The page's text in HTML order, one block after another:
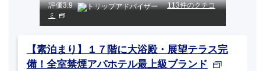
評価3.9
113件のクチコ
ミ
【素泊まり】１７階に大浴殿・展望テラス完
備！全室禁煙アパホテル最上級ブランド